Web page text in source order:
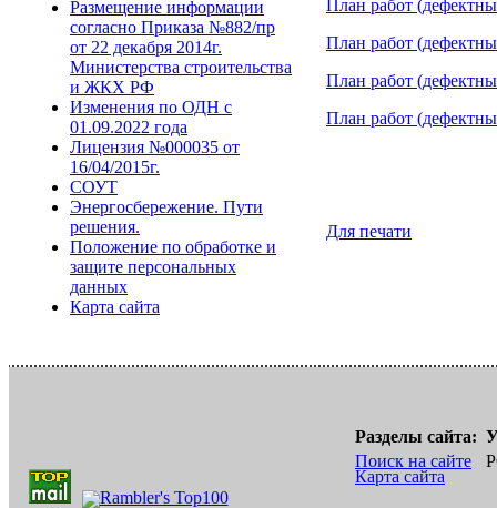
Размещение информации
согласно Приказа №882/пр
от 22 декабря 2014г.
Министерства строительства
и ЖКХ РФ
Изменения по ОДН с
01.09.2022 года
Лицензия №000035 от
16/04/2015г.
СОУТ
Энергосбережение. Пути
решения.
Положение по обработке и
защите персональных
данных
Карта сайта
План работ
План работ
План работ
План работ
Для печати
Разделы сайта:
Поиск на сайте
Карта сайта